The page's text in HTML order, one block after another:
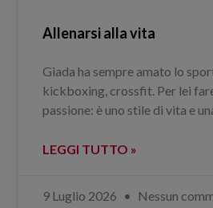
Allenarsi alla vita
Giada ha sempre amato lo
kickboxing, crossfit. Per lei
passione: è uno stile di vita e
LEGGI TUTTO »
9 Luglio 2026 Nessun